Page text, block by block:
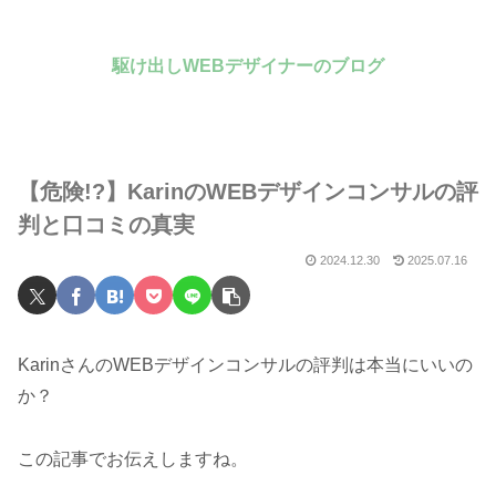
駆け出しWEBデザイナーのブログ
【危険!?】KarinのWEBデザインコンサルの評
判と口コミの真実
2024.12.30 2025.07.16
KarinさんのWEBデザインコンサルの評判は本当にいいの
か？
この記事でお伝えしますね。